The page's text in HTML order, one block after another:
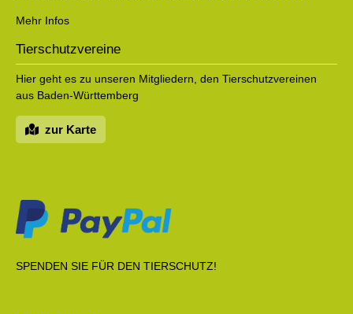
Mehr Infos
Tierschutzvereine
Hier geht es zu unseren Mitgliedern, den Tierschutzvereinen
aus Baden-Württemberg
zur Karte
SPENDEN SIE FÜR DEN TIERSCHUTZ!